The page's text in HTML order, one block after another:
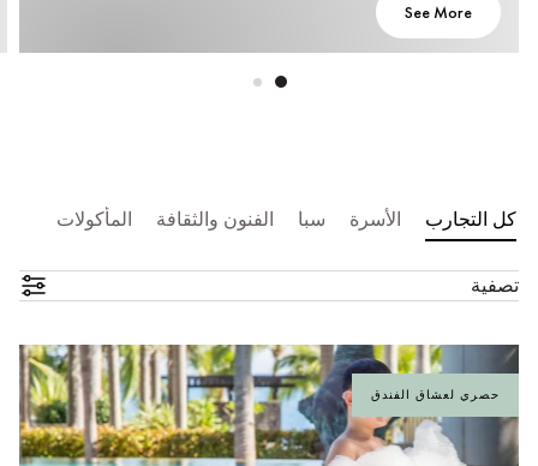
See More
كل التجارب الأسرة سبا الفنون والثقافة المأكولات
تصفية
حصري لعشاق الفندق